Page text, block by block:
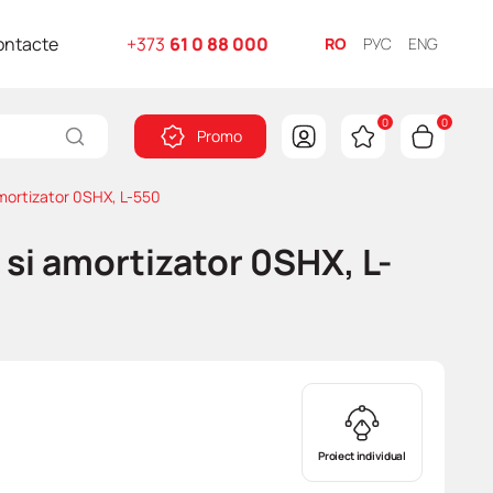
+373 61 0 88 000 RO РУС ENG
Promo
0 0
0SHX, L-550
amortizator 0SHX, L-
Proiect individual